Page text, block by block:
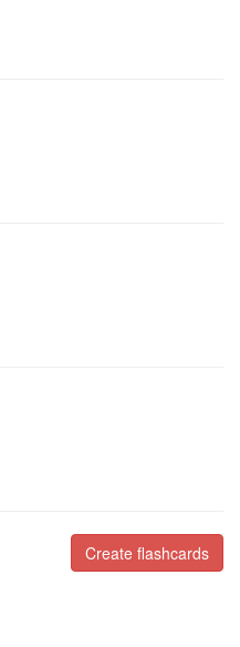
Create flashcards